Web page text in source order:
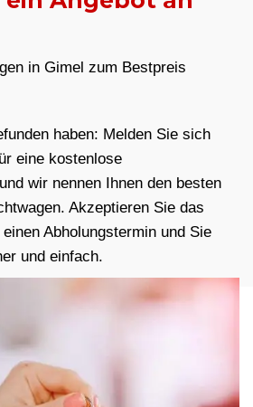
in Gimel zum Bestpreis
haben: Melden Sie sich
eine kostenlose
wir nennen Ihnen den besten
Akzeptieren Sie das
Abholungstermin und Sie
und einfach.